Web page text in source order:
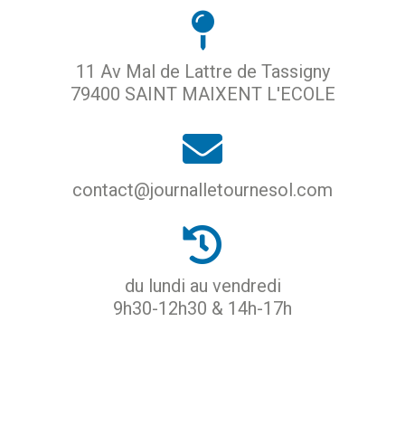
11 Av Mal de Lattre de Tassigny
79400 SAINT MAIXENT L'ECOLE
contact@journalletournesol.com
du lundi au vendredi
9h30-12h30 & 14h-17h